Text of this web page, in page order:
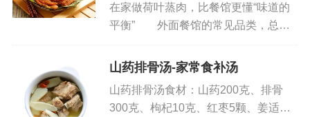
整道汤的烹饪过程仅用清水慢炖，未添加任何
对身体造成负担，反而能通过持续补充胶质、维生
素、矿物质，逐步提升身体的营养储备——这也是
它能成为“日常滋补汤”的核心原因。
在家做荷叶蒸肉，比餐馆更懂“味道的
平衡” 外面餐馆的常见品类，总绕
类。它们的共性很明显——依赖预制复
醇”，火锅靠底料包堆出“厚重”，...
山药排骨汤-家常食补汤
山药排骨汤食材：山药200克、排骨
300克、枸杞10克、红枣5颗、姜适